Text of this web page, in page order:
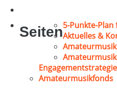
Seiten5-Punkte-
Aktuelles &
Amateurmusikfonds